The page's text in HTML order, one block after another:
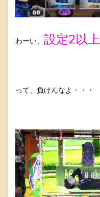
わーい、 設定2以上
って、負けんなよ・・・